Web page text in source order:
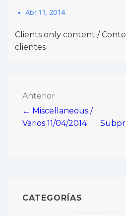
Abr 11, 2014
Clients only content /
clientes
Navegación
de
Anterior
← Miscellaneous /
Varios 11/04/2014
CATEGORÍAS